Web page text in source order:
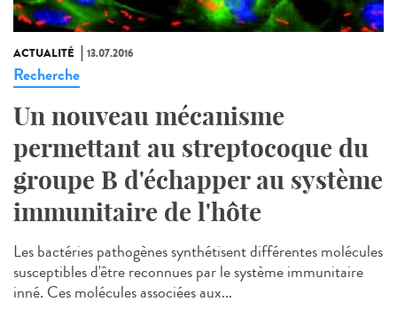
ACTUALITÉ 13.07.2016
Recherche
Un nouveau mécanisme
permettant au streptocoque du
groupe B d'échapper au système
immunitaire de l'hôte
Les bactéries pathogènes synthétisent différentes molécules
susceptibles d'être reconnues par le système immunitaire
inné. Ces molécules associées aux...